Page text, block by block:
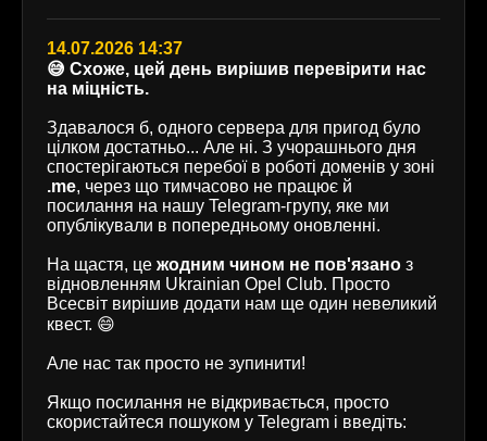
14.07.2026 14:37
😅 Схоже, цей день вирішив перевірити нас
на міцність.
Здавалося б, одного сервера для пригод було
цілком достатньо... Але ні. З учорашнього дня
спостерігаються перебої в роботі доменів у зоні
.me, через що тимчасово не працює й
посилання на нашу Telegram-групу, яке ми
опублікували в попередньому оновленні.
На щастя, це жодним чином не пов'язано з
відновленням Ukrainian Opel Club. Просто
Всесвіт вирішив додати нам ще один невеликий
квест. 😄
Але нас так просто не зупинити!
Якщо посилання не відкривається, просто
скористайтеся пошуком у Telegram і введіть: